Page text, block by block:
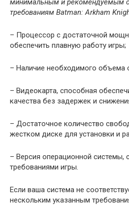
минимальным и рекомендуемым
требованиям Batman: Arkham
– Процессор с достаточной
обеспечить плавную работу игры;
– Наличие необходимого объема
– Видеокарта, способная
качества без задержек и
– Достаточное количество
жестком диске для установки и
– Версия операционной системы,
требованиями игры.
Если ваша система не
нескольким указанным